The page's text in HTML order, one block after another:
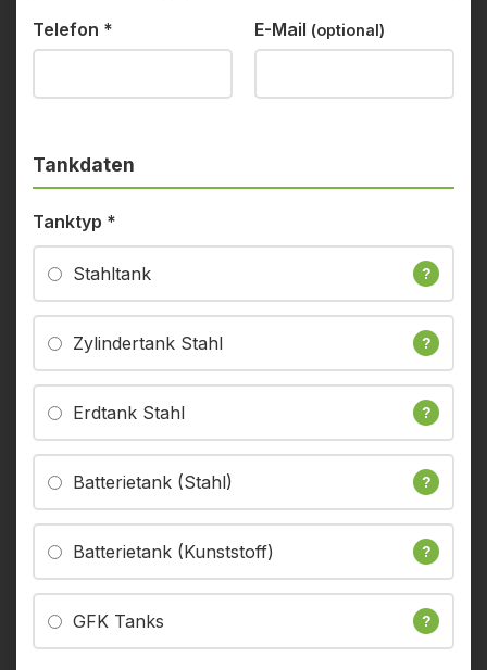
Telefon * E-Mail (optional)
Tankdaten
Tanktyp *
Stahltank ?
Zylindertank Stahl ?
Erdtank Stahl ?
Batterietank (Stahl) ?
Batterietank (Kunststoff) ?
GFK Tanks ?